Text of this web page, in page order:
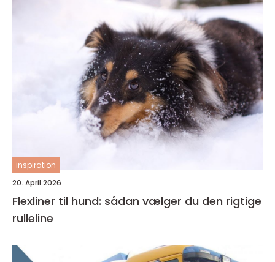
inspiration
20. April 2026
Flexliner til hund: sådan vælger du den rigtige
rulleline